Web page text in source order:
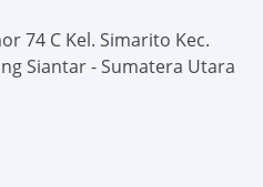
74 C Kel. Simarito Kec.
Siantar - Sumatera Utara